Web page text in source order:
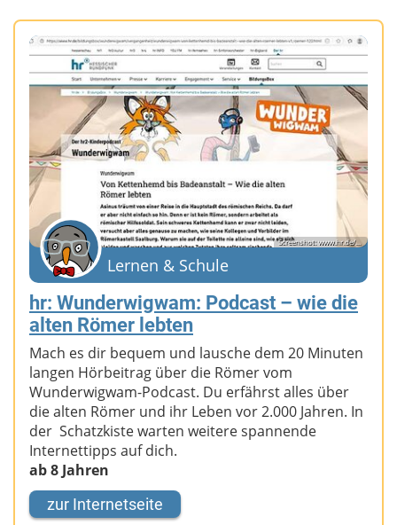
Screenshot: www.hr.de/...
Lernen & Schule
hr: Wunderwigwam: Podcast – wie die
alten Römer lebten
Mach es dir bequem und lausche dem 20 Minuten
langen Hörbeitrag über die Römer vom
Wunderwigwam-Podcast. Du erfährst alles über
die alten Römer und ihr Leben vor 2.000 Jahren. In
der Schatzkiste warten weitere spannende
Internettipps auf dich.
ab 8 Jahren
zur Internetseite